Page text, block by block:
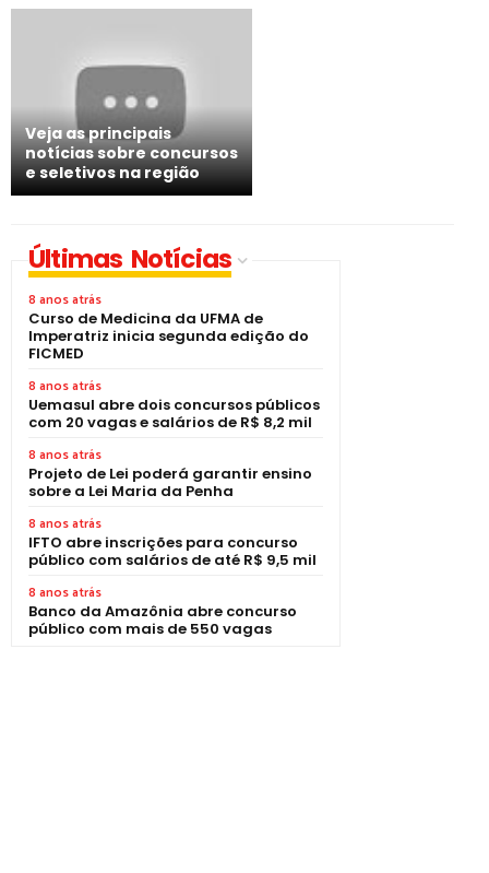
Veja as principais
notícias sobre concursos
e seletivos na região
Últimas Notícias
8 anos atrás
Curso de Medicina da UFMA de
Imperatriz inicia segunda edição do
FICMED
8 anos atrás
Uemasul abre dois concursos públicos
com 20 vagas e salários de R$ 8,2 mil
8 anos atrás
Projeto de Lei poderá garantir ensino
sobre a Lei Maria da Penha
8 anos atrás
IFTO abre inscrições para concurso
público com salários de até R$ 9,5 mil
8 anos atrás
Banco da Amazônia abre concurso
público com mais de 550 vagas